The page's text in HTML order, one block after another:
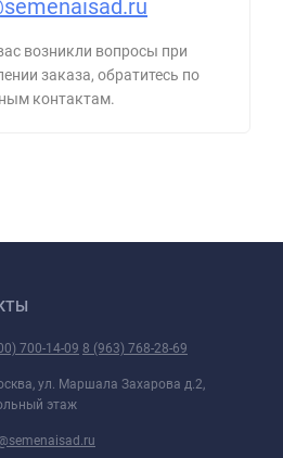
возникли вопросы при
заказа, обратитесь по
контактам.
700-14-09 8 (963) 768-28-69
ул. Маршала Захарова д.2,
этаж